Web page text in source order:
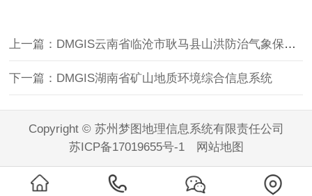
上一篇：DMGIS云南省临沧市耿马县山洪防治气象保障工程预报预警平台
下一篇：DMGIS湖南省矿山地质环境综合信息系统
Copyright © 苏州梦图地理信息系统有限责任公司
苏ICP备17019655号-1
网站地图